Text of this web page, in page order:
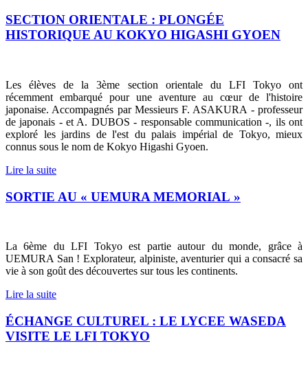
SECTION ORIENTALE : PLONGÉE
HISTORIQUE AU KOKYO HIGASHI GYOEN
Les élèves de la 3ème section orientale du LFI Tokyo ont
récemment embarqué pour une aventure au cœur de l'histoire
japonaise. Accompagnés par Messieurs F. ASAKURA - professeur
de japonais - et A. DUBOS - responsable communication -, ils ont
exploré les jardins de l'est du palais impérial de Tokyo, mieux
connus sous le nom de Kokyo Higashi Gyoen.
Lire la suite
SORTIE AU « UEMURA MEMORIAL »
La 6ème du LFI Tokyo est partie autour du monde, grâce à
UEMURA San ! Explorateur, alpiniste, aventurier qui a consacré sa
vie à son goût des découvertes sur tous les continents.
Lire la suite
ÉCHANGE CULTUREL : LE LYCEE WASEDA
VISITE LE LFI TOKYO